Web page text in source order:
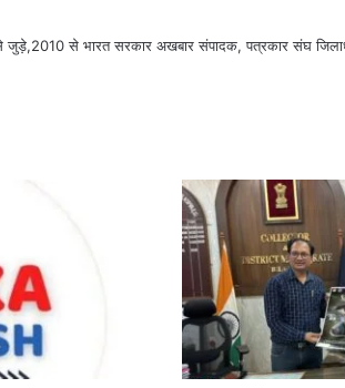
जुड़े,2010 से भारत सरकार अखबार संपादक, पत्रकार संघ